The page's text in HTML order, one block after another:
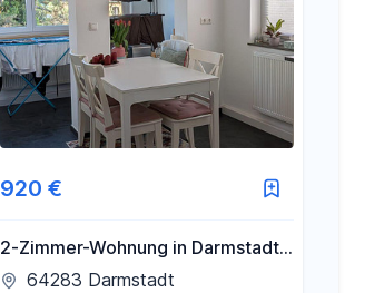
920 €
2-Zimmer-Wohnung in Darmstadt-
Mitte64283 Darmstadt